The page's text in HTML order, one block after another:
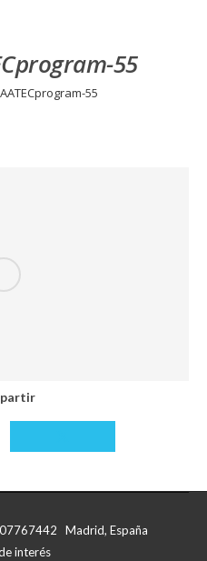
55
55
Compartir
Madrid, España
interés